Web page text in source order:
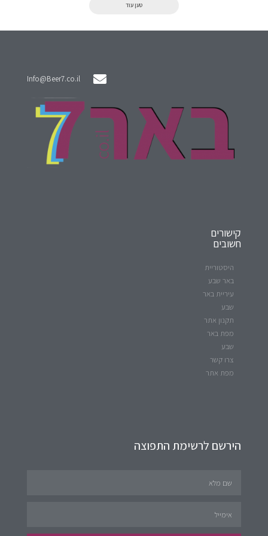
טען עוד
Info@Beer7.co.il
קישורים
חשובים
היסטוריית
באר שבע
עיריית באר
שבע
תקנון אתר
מפת באר
שבע
צרו קשר
מפת אתר
הירשם לרשימת התפוצה